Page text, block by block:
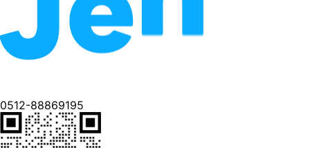
0512-88869195